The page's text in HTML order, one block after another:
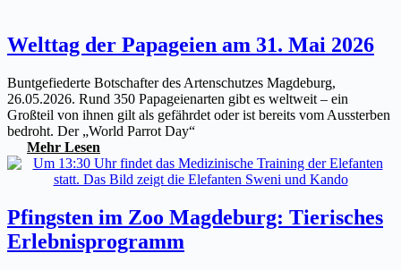
Welttag der Papageien am 31. Mai 2026
Buntgefiederte Botschafter des Artenschutzes Magdeburg,
26.05.2026. Rund 350 Papageienarten gibt es weltweit – ein
Großteil von ihnen gilt als gefährdet oder ist bereits vom Aussterben
bedroht. Der „World Parrot Day“
Mehr Lesen
Pfingsten im Zoo Magdeburg: Tierisches
Erlebnisprogramm